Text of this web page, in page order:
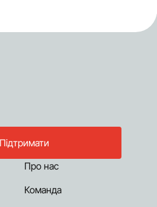
Підтримати
Про нас
Команда